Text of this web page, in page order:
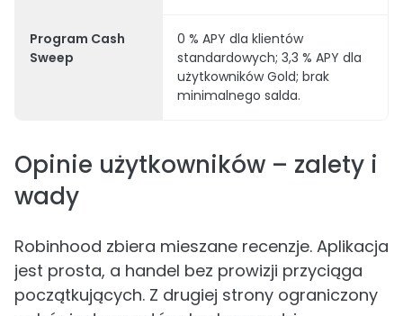
Program Cash
Sweep
0 % APY dla klientów
standardowych; 3,3 % APY dla
użytkowników Gold; brak
minimalnego salda.
Opinie użytkowników – zalety i
wady
Robinhood zbiera mieszane recenzje. Aplikacja
jest prosta, a handel bez prowizji przyciąga
początkujących. Z drugiej strony ograniczony